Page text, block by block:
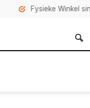
Fysieke Winkel sinds